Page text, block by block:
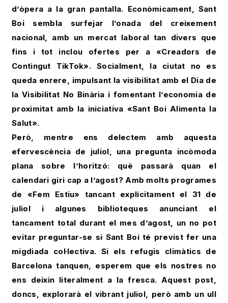
d’òpera a la gran pantalla. Econòmicament, Sant
Boi sembla surfejar l’onada del creixement
nacional, amb un mercat laboral tan divers que
fins i tot inclou ofertes per a «Creadors de
Contingut TikTok». Socialment, la ciutat no es
queda enrere, impulsant la visibilitat amb el Dia de
la Visibilitat No Binària i fomentant l’economia de
proximitat amb la iniciativa «Sant Boi Alimenta la
Salut».
Però, mentre ens delectem amb aquesta
efervescència de juliol, una pregunta incòmoda
plana sobre l’horitzó: què passarà quan el
calendari giri cap a l’agost? Amb molts programes
de «Fem Estiu» tancant explícitament el 31 de
juliol i algunes biblioteques anunciant el
tancament total durant el mes d’agost, un no pot
evitar preguntar-se si Sant Boi té previst fer una
migdiada col·lectiva. Si els refugis climàtics de
Barcelona tanquen, esperem que els nostres no
ens deixin literalment a la fresca. Aquest post,
doncs, explorarà el vibrant juliol, però amb un ull